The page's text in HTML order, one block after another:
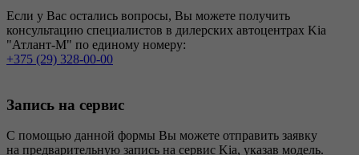
Если у Вас остались вопросы, Вы можете получить
консультацию специалистов в дилерских автоцентрах Kia
"Атлант-М" по единому номеру:
+375 (29) 328-00-00
Запись на сервис
С помощью данной формы Вы можете отправить заявку
на предварительную запись на сервис Kia, указав модель.